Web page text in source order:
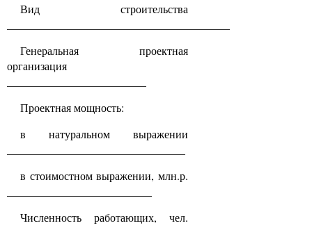
Вид строительства
Генеральная проектная
организация
Проектная мощность:
в натуральном выражении
в стоимостном выражении, млн.р.
Численность работающих, чел.